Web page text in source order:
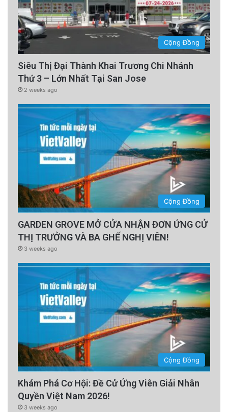
Cộng Đồng
Siêu Thị Đại Thành Khai Trương Chi Nhánh
Thứ 3 – Lớn Nhất Tại San Jose
2 weeks ago
Cộng Đồng
GARDEN GROVE MỞ CỬA NHẬN ĐƠN ỨNG CỬ
THỊ TRƯỞNG VÀ BA GHẾ NGHỊ VIÊN!
3 weeks ago
Cộng Đồng
Khám Phá Cơ Hội: Đề Cử Ứng Viên Giải Nhân
Quyền Việt Nam 2026!
3 weeks ago